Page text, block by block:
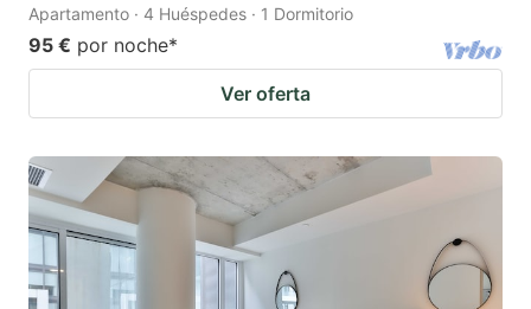
Apartamento · 4 Huéspedes · 1 Dormitorio
95 € por noche*
Ver oferta